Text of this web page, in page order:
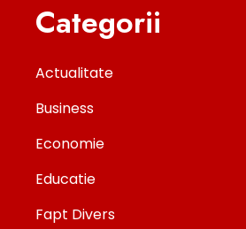
Categorii
Actualitate
Business
Economie
Educatie
Fapt Divers